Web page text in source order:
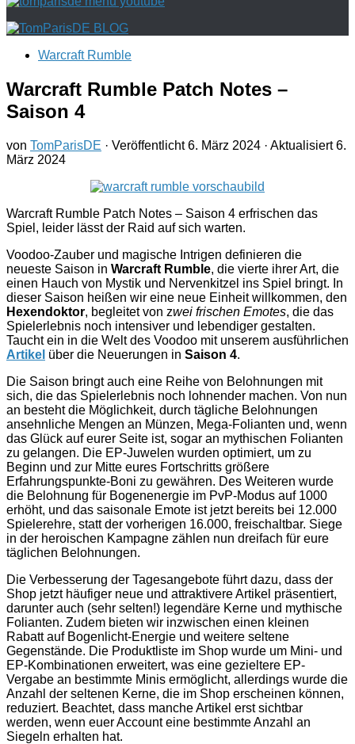
Warcraft Rumble
Warcraft Rumble Patch Notes –
Saison 4
von TomParisDE · Veröffentlicht6. März 2024 · Aktualisiert6.
März 2024
Warcraft Rumble Patch Notes – Saison 4 erfrischen das
Spiel, leider lässt der Raid auf sich warten.
Voodoo-Zauber und magische Intrigen definieren die
neueste Saison in Warcraft Rumble, die vierte ihrer Art, die
einen Hauch von Mystik und Nervenkitzel ins Spiel bringt. In
dieser Saison heißen wir eine neue Einheit willkommen, den
Hexendoktor, begleitet von zwei frischen Emotes, die das
Spielerlebnis noch intensiver und lebendiger gestalten.
Taucht ein in die Welt des Voodoo mit unserem ausführlichen
Artikel über die Neuerungen in Saison 4.
Die Saison bringt auch eine Reihe von Belohnungen mit
sich, die das Spielerlebnis noch lohnender machen. Von nun
an besteht die Möglichkeit, durch tägliche Belohnungen
ansehnliche Mengen an Münzen, Mega-Folianten und, wenn
das Glück auf eurer Seite ist, sogar an mythischen Folianten
zu gelangen. Die EP-Juwelen wurden optimiert, um zu
Beginn und zur Mitte eures Fortschritts größere
Erfahrungspunkte-Boni zu gewähren. Des Weiteren wurde
die Belohnung für Bogenenergie im PvP-Modus auf 1000
erhöht, und das saisonale Emote ist jetzt bereits bei 12.000
Spielerehre, statt der vorherigen 16.000, freischaltbar. Siege
in der heroischen Kampagne zählen nun dreifach für eure
täglichen Belohnungen.
Die Verbesserung der Tagesangebote führt dazu, dass der
Shop jetzt häufiger neue und attraktivere Artikel präsentiert,
darunter auch (sehr selten!) legendäre Kerne und mythische
Folianten. Zudem bieten wir inzwischen einen kleinen
Rabatt auf Bogenlicht-Energie und weitere seltene
Gegenstände. Die Produktliste im Shop wurde um Mini- und
EP-Kombinationen erweitert, was eine gezieltere EP-
Vergabe an bestimmte Minis ermöglicht, allerdings wurde die
Anzahl der seltenen Kerne, die im Shop erscheinen können,
reduziert. Beachtet, dass manche Artikel erst sichtbar
werden, wenn euer Account eine bestimmte Anzahl an
Siegeln erhalten hat.